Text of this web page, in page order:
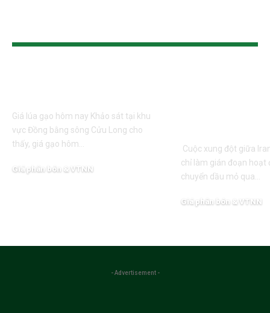
Giá lúa gạo hôm nay Khảo sát tại khu
vực Đồng bằng sông Cửu Long cho
thấy, giá gạo hôm…
Giá phân bón & VTNN
Cuộc xung đột giữa
chỉ làm gián đoạn hoạt
chuyển dầu mỏ qua…
Giá phân bón & VTNN
- Advertisement -